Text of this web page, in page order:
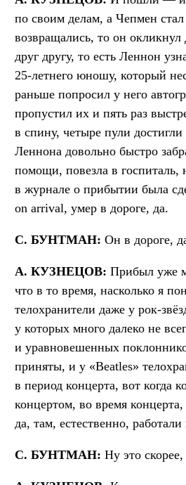
по своим делам, а Чепмен
возвращались, то он
друг другу, то есть Леннон
25-летнего юношу, который
раньше попросил у него
пропустил их и пять раз
в спину, четыре пули достигли
Леннона довольно быстро
помощи, повезла в госпиталь,
в журнале о прибытии была
on arrival, умер в дороге, да.
С. БУНТМАН: Он в дороге,
А. КУЗНЕЦОВ: Прибыл уже
что в то время, насколько я
телохранители даже у рок-
у которых много далеко не
и уравновешенных
приняты, и у «Beatles»
в период концерта, вот когда
концертом, во время
да, там, естественно,
С. БУНТМАН: Ну это